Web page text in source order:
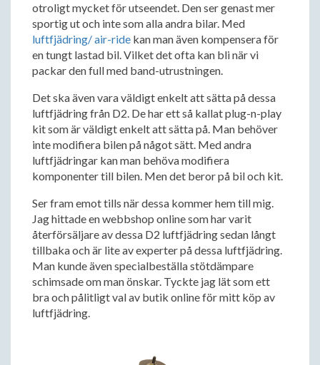
otroligt mycket för utseendet. Den ser genast mer
sportig ut och inte som alla andra bilar. Med
luftfjädring/ air-ride kan man även kompensera för
en tungt lastad bil. Vilket det ofta kan bli när vi
packar den full med band-utrustningen.
Det ska även vara väldigt enkelt att sätta på dessa
luftfjädring från D2. De har ett så kallat plug-n-play
kit som är väldigt enkelt att sätta på. Man behöver
inte modifiera bilen på något sätt. Med andra
luftfjädringar kan man behöva modifiera
komponenter till bilen. Men det beror på bil och kit.
Ser fram emot tills när dessa kommer hem till mig.
Jag hittade en webbshop online som har varit
återförsäljare av dessa D2 luftfjädring sedan långt
tillbaka och är lite av experter på dessa luftfjädring.
Man kunde även specialbeställa stötdämpare
schimsade om man önskar. Tyckte jag lät som ett
bra och pålitligt val av butik online för mitt köp av
luftfjädring.